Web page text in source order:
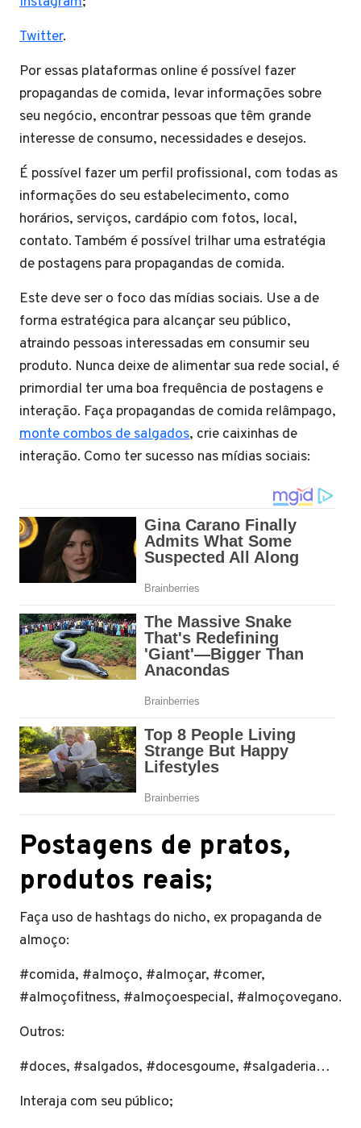
Twitter.
Por essas plataformas online é possível fazer
propagandas de comida, levar informações sobre
seu negócio, encontrar pessoas que têm grande
interesse de consumo, necessidades e desejos.
É possível fazer um perfil profissional, com todas as
informações do seu estabelecimento, como
horários, serviços, cardápio com fotos, local,
contato. Também é possível trilhar uma estratégia
de postagens para propagandas de comida.
Este deve ser o foco das mídias sociais. Use a de
forma estratégica para alcançar seu público,
atraindo pessoas interessadas em consumir seu
produto. Nunca deixe de alimentar sua rede social, é
primordial ter uma boa frequência de postagens e
interação. Faça propagandas de comida relâmpago,
monte combos de salgados, crie caixinhas de
interação. Como ter sucesso nas mídias sociais:
Postagens de pratos,
produtos reais;
Faça uso de hashtags do nicho, ex propaganda de
almoço:
#comida, #almoço, #almoçar, #comer,
#almoçofitness, #almoçoespecial, #almoçovegano.
Outros:
#doces, #salgados, #docesgoume, #salgaderia…
Interaja com seu público;